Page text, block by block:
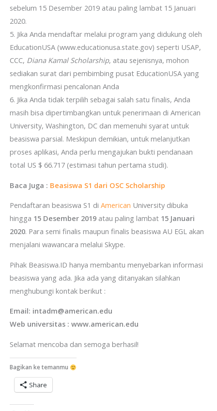
sebelum 15 Desember 2019 atau paling lambat 15 Januari
2020.
5. Jika Anda mendaftar melalui program yang didukung oleh
EducationUSA (www.educationusa.state.gov) seperti USAP,
CCC, Diana Kamal Scholarship, atau sejenisnya, mohon
sediakan surat dari pembimbing pusat EducationUSA yang
mengkonfirmasi pencalonan Anda
6. Jika Anda tidak terpilih sebagai salah satu finalis, Anda
masih bisa dipertimbangkan untuk penerimaan di American
University, Washington, DC dan memenuhi syarat untuk
beasiswa parsial. Meskipun demikian, untuk melanjutkan
proses aplikasi, Anda perlu mengajukan bukti pendanaan
total US $ 66.717 (estimasi tahun pertama studi).
Baca Juga : Beasiswa S1 dari OSC Scholarship
Pendaftaran beasiswa S1 di American University dibuka
hingga 15 Desember 2019 atau paling lambat 15 Januari
2020. Para semi finalis maupun finalis beasiswa AU EGL akan
menjalani wawancara melalui Skype.
Pihak Beasiswa.ID hanya membantu menyebarkan informasi
beasiswa yang ada. Jika ada yang ditanyakan silahkan
menghubungi kontak berikut :
Email: intadm@american.edu
Web universitas : www.american.edu
Selamat mencoba dan semoga berhasil!
Bagikan ke temanmu
Share